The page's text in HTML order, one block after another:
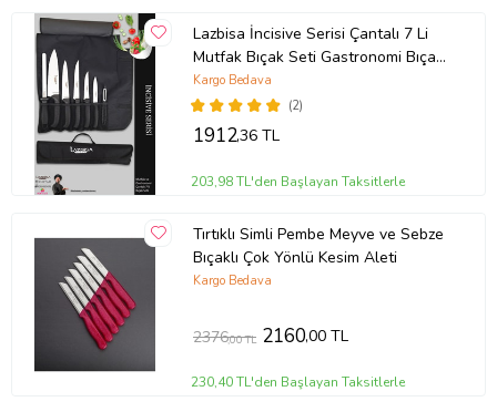
Lazbisa İncisive Serisi Çantalı 7 Li
Mutfak Bıçak Seti Gastronomi Bıçak
Seti 7 Li ( Mft-690)
(2)
Kargo Bedava
1912,36 TL
203,98 TL'den Başlayan Taksitlerle
Tırtıklı Simli Pembe Meyve ve Sebze
Bıçaklı Çok Yönlü Kesim Aleti
Kargo Bedava
2376,00 TL 2160,00 TL
230,40 TL'den Başlayan Taksitlerle